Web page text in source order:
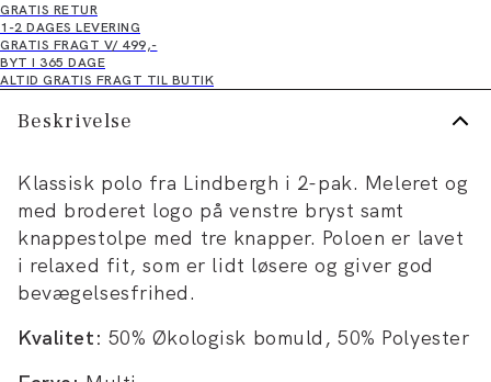
GRATIS RETUR
1-2 DAGES LEVERING
GRATIS FRAGT V/ 499,-
BYT I 365 DAGE
ALTID GRATIS FRAGT TIL BUTIK
Beskrivelse
Klassisk polo fra Lindbergh i 2-pak. Meleret og
med broderet logo på venstre bryst samt
knappestolpe med tre knapper. Poloen er lavet
i relaxed fit, som er lidt løsere og giver god
bevægelsesfrihed.
Kvalitet: 50% Økologisk bomuld, 50% Polyester